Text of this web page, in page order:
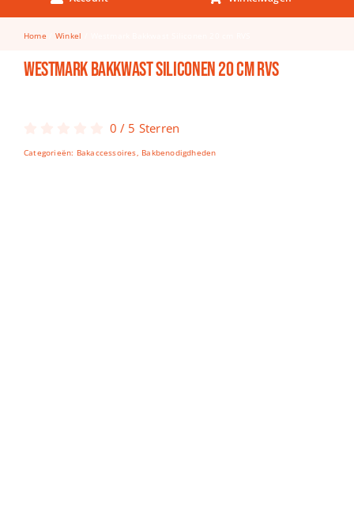
Keuken & Tafelen
Kinderfietsen
Knutselen
Spellen
Home Winkel
Westmark Bakkwast Siliconen 20 cm RVS
0 / 5 Sterren
Categorieën: Bakaccessoires, Bakbenodigdheden